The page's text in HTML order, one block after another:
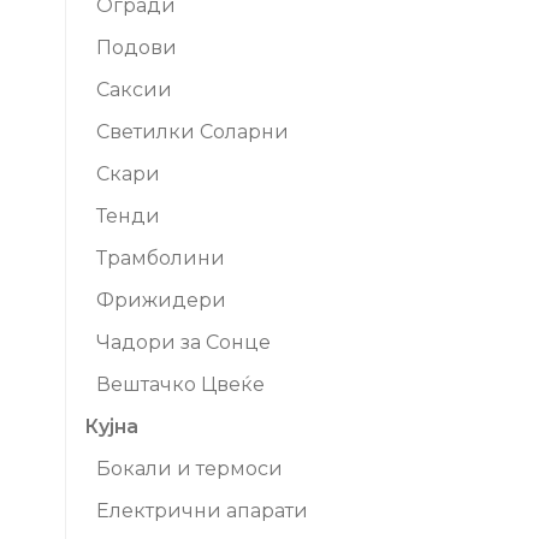
Огради
Подови
Саксии
Светилки Соларни
Скари
Тенди
Трамболини
Фрижидери
Чадори за Сонце
Вештачко Цвеќе
Кујна
Бокали и термоси
Електрични апарати